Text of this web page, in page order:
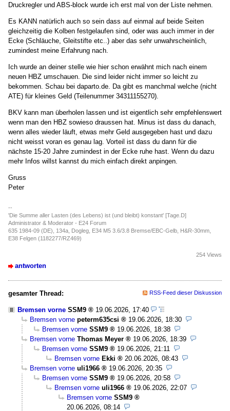
Druckregler und ABS-block wurde ich erst mal von der Liste nehmen.
Es KANN natürlich auch so sein dass auf einmal auf beide Seiten
gleichzeitig die Kolben festgelaufen sind, oder was auch immer in der
Ecke (Schläuche, Gleitstifte etc..) aber das sehr unwahrscheinlich,
zumindest meine Erfahrung nach.
Ich wurde an deiner stelle wie hier schon erwähnt mich nach einem
neuen HBZ umschauen. Die sind leider nicht immer so leicht zu
bekommen. Schau bei daparto.de. Da gibt es manchmal welche (nicht
ATE) für kleines Geld (Teilenummer 34311155270).
BKV kann man überholen lassen und ist eigentlich sehr empfehlenswert
wenn man den HBZ sowieso draussen hat. Minus ist dass du danach,
wenn alles wieder läuft, etwas mehr Geld ausgegeben hast und dazu
nicht weisst voran es genau lag. Vorteil ist dass du dann für die
nächste 15-20 Jahre zumindest in der Ecke ruhe hast. Wenn du dazu
mehr Infos willst kannst du mich einfach direkt anpingen.
Gruss
Peter
--
'Die Summe aller Lasten (des Lebens) ist (und bleibt) konstant' [Tage.D]
Administrator & Moderator - E24 Forum
635 1984-09 (DE), 134a, Dogleg, E34 M5 3.6/3.8 Bremse/EBC-Gelb, H&R-30mm,
E38 Felgen (1182277/RZ469)
antworten
254 Views
gesamter Thread: RSS-Feed dieser Diskussion
Bremsen vorne SSM9
19.06.2026, 17:40
Bremsen vorne peterm635csi
19.06.2026, 18:30
Bremsen vorne SSM9
19.06.2026, 18:38
Bremsen vorne Thomas Meyer
19.06.2026, 18:39
Bremsen vorne SSM9
19.06.2026, 21:11
Bremsen vorne Ekki
20.06.2026, 08:43
Bremsen vorne uli1966
19.06.2026, 20:35
Bremsen vorne SSM9
19.06.2026, 20:58
Bremsen vorne uli1966
19.06.2026, 22:07
Bremsen vorne SSM9
20.06.2026, 08:14